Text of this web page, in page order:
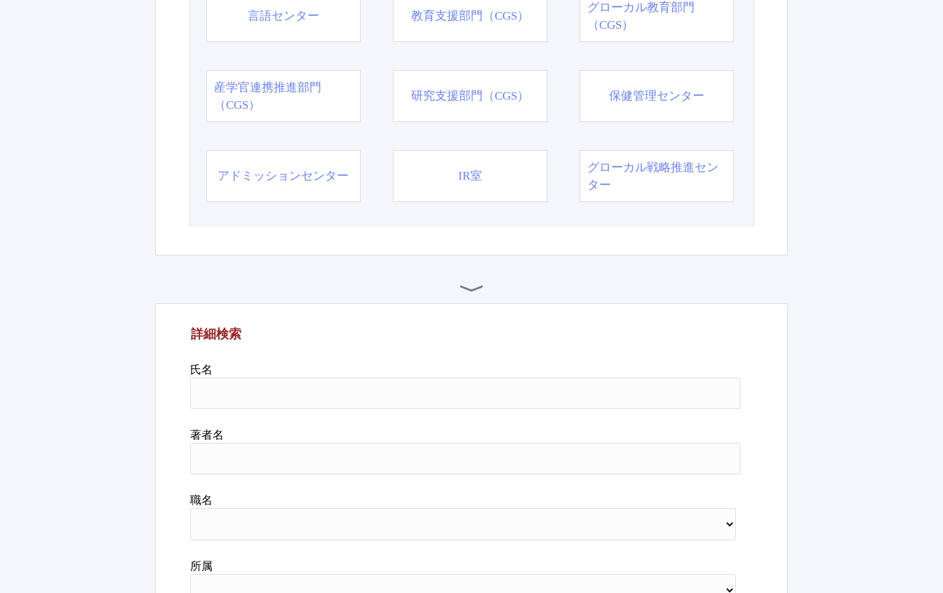
言語センター 教育支援部門（CGS）
グローカル教育部門
（CGS）
産学官連携推進部門
（CGS）
研究支援部門（CGS） 保健管理センター
アドミッションセンター IR室
グローカル戦略推進セン
ター
詳細検索
氏名
著者名
職名
所属